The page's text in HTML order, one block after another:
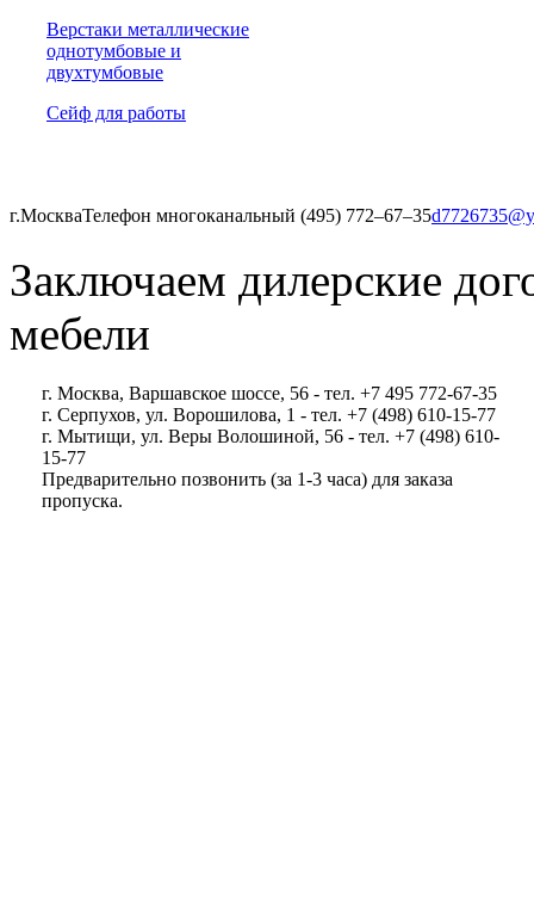
Верстаки металлические
однотумбовые и
двухтумбовые
Сейф для работы
г.МоскваТелефон многоканальный (495) 772‒67‒35
Заключаем дилерские
мебели
г. Москва, Варшавское шоссе, 56 - тел. +7 495 772-67-35
г. Серпухов, ул. Ворошилова, 1 - тел. +7 (498) 610-15-77
г. Мытищи, ул. Веры Волошиной, 56 - тел. +7 (498) 610-
15-77
Предварительно позвонить (за 1-3 часа) для заказа
пропуска.